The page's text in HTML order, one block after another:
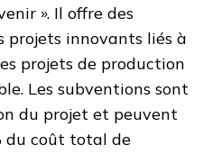
». Il offre des
projets innovants liés à
projets de production
Les subventions sont
du projet et peuvent
du coût total de